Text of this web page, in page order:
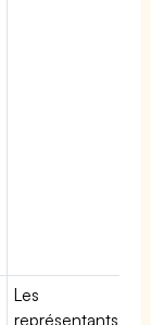
Les
représentants